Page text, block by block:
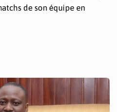
de son équipe en